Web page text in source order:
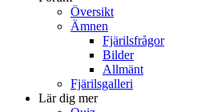
Översikt
Ämnen
Fjärilsfrågor
Bilder
Allmänt
Fjärilsgalleri
Lär dig mer